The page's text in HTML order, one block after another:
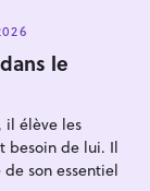
le
il élève les
besoin de lui. Il
son essentiel